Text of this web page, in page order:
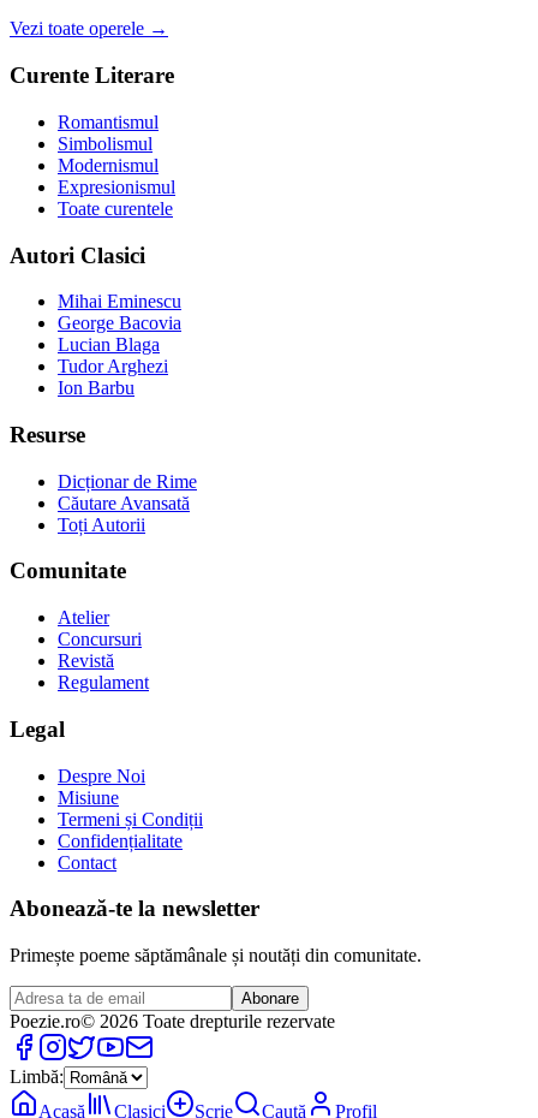
Vezi toate operele →
Curente Literare
Romantismul
Simbolismul
Modernismul
Expresionismul
Toate curentele
Autori Clasici
Mihai Eminescu
George Bacovia
Lucian Blaga
Tudor Arghezi
Ion Barbu
Resurse
Dicționar de Rime
Căutare Avansată
Toți Autorii
Comunitate
Atelier
Concursuri
Revistă
Regulament
Legal
Despre Noi
Misiune
Termeni și Condiții
Confidențialitate
Contact
Abonează-te la newsletter
Primește poeme săptămânale și noutăți din comunitate.
Abonare
Poezie.ro© 2026 Toate drepturile rezervate
Limbă:
Acasă
Clasici Scrie Caută Profil